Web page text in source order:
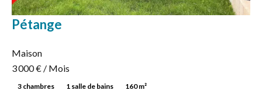
Pétange
Maison
3 000 € / Mois
3 chambres 1 salle de bains 160 m²